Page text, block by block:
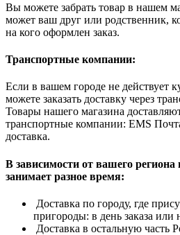
Вы можете забрать товар в нашем
может ваш друг или родственник,
на кого оформлен заказ.
Транспортные компании:
Если в вашем городе не действует
можете заказать доставку через
Товары нашего магазина
транспортные компании: EMS
доставка.
В зависимости от вашего
занимает разное время:
Доставка по городу, где
пригороды: в день заказа
Доставка в остальную часть